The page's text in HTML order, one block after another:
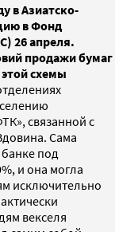
в Азиатско-
в Фонд
26 апреля.
продажи бумаг
схемы
связанной с
Сама
под
и она могла
исключительно
векселя